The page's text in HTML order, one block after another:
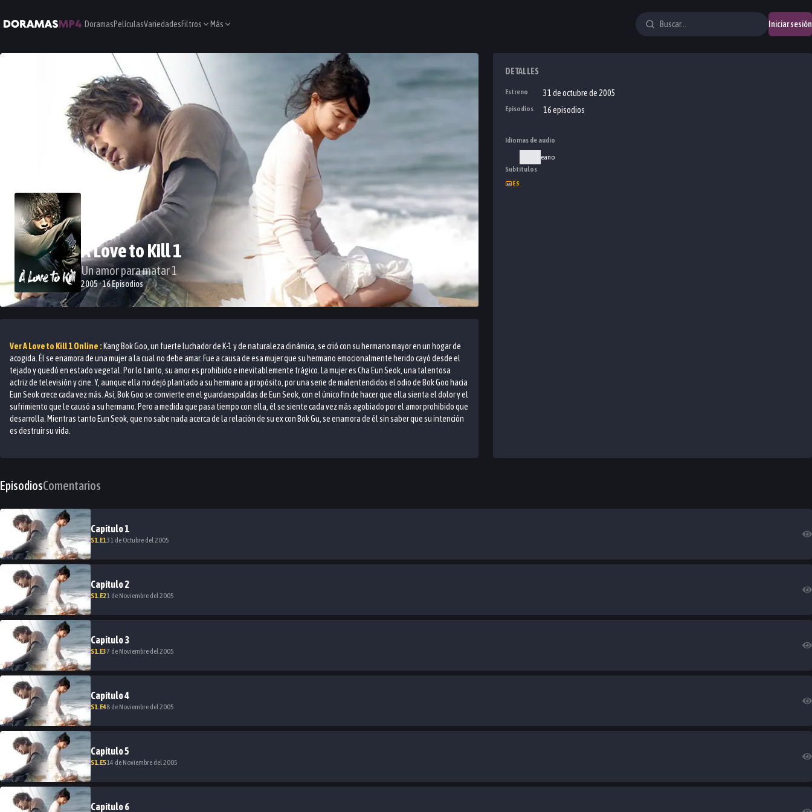
DoramasPelículasVariedadesFiltros Más Iniciar sesión
A Love to Kill 1
Un amor para matar 1
2005 · 16 Episodios
VerA Love to Kill 1Online : Kang Bok Goo, un fuerte luchador de K-1 y de naturaleza dinámica, se crió con su hermano mayor en un hogar de
acogida. Él se enamora de una mujer a la cual no debe amar. Fue a causa de esa mujer que su hermano emocionalmente herido cayó desde el
tejado y quedó en estado vegetal. Por lo tanto, su amor es prohibido e inevitablemente trágico. La mujer es Cha Eun Seok, una talentosa
actriz de televisión y cine. Y, aunque ella no dejó plantado a su hermano a propósito, por una serie de malentendidos el odio de Bok Goo hacia
Eun Seok crece cada vez más. Así, Bok Goo se convierte en el guardaespaldas de Eun Seok, con el único fin de hacer que ella sienta el dolor y el
sufrimiento que le causó a su hermano. Pero a medida que pasa tiempo con ella, él se siente cada vez más agobiado por el amor prohibido que
desarrolla. Mientras tanto Eun Seok, que no sabe nada acerca de la relación de su ex con Bok Gu, se enamora de él sin saber que su intención
es destruir su vida.
DETALLES
Estreno 31 de octubre de 2005
Episodios 16 episodios
Idiomas de audio
Coreano
Subtítulos
ES
EpisodiosComentarios
Capitulo1
S1 .E131 de Octubre del 2005
Capitulo2
S1 .E21 de Noviembre del 2005
Capitulo3
S1 .E37 de Noviembre del 2005
Capitulo4
S1 .E48 de Noviembre del 2005
Capitulo5
S1 .E514 de Noviembre del 2005
Capitulo6